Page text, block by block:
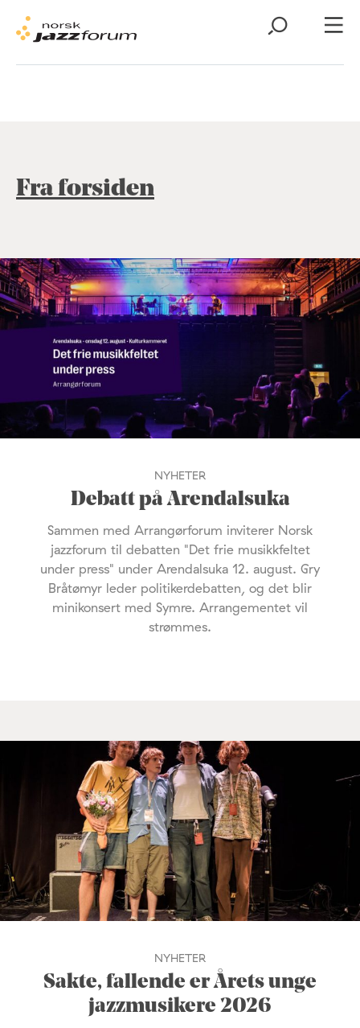
Fra forsiden
NYHETER
Debatt på Arendalsuka
Sammen med Arrangørforum inviterer Norsk
jazzforum til debatten "Det frie musikkfeltet
under press" under Arendalsuka 12. august. Gry
Bråtømyr leder politikerdebatten, og det blir
minikonsert med Symre. Arrangementet vil
strømmes.
NYHETER
Sakte, fallende er Årets unge
jazzmusikere 2026